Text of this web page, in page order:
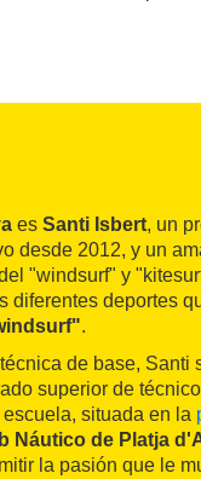
es Santi Isbert, un
desde 2012, y un
"windsurf" y
diferentes deportes
.
de base, Santi
superior de
situada en la
Náutico de Platja
la pasión que le